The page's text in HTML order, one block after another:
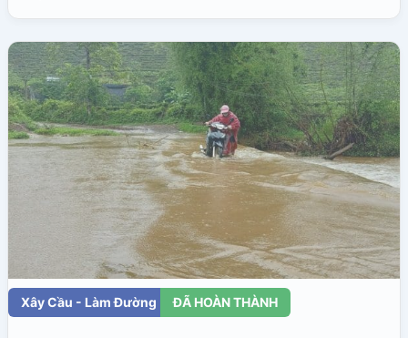
Xây Cầu - Làm Đường ĐÃ HOÀN THÀNH